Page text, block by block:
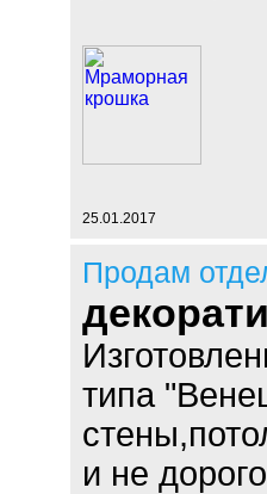
25.01.2017
Продам
типа
и не